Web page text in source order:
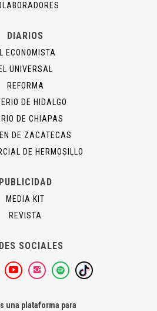
DIARIOS
ECONOMISTA
EL UNIVERSAL
REFORMA
DE HIDALGO
DE CHIAPAS
DE ZACATECAS
DE HERMOSILLO
PUBLICIDAD
MEDIA KIT
REVISTA
SOCIALES
una plataforma para